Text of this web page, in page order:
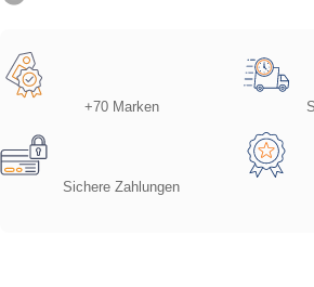
+70 Marken
Sichere Zahlungen